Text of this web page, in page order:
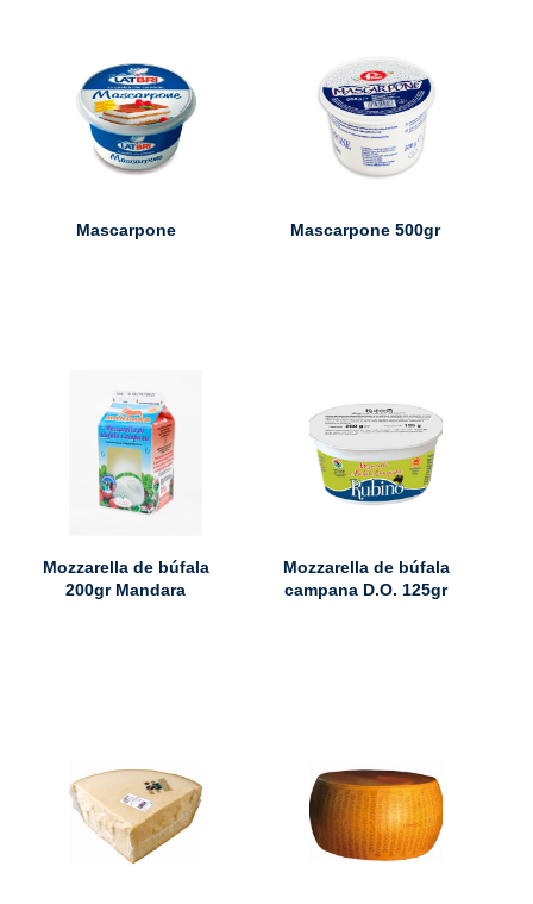
Mascarpone Mascarpone 500gr
Mozzarella de búfala
200gr Mandara
Mozzarella de búfala
campana D.O. 125gr